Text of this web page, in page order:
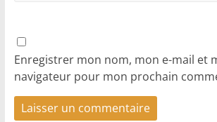
Enregistrer mon nom, mon e-mail et
navigateur pour mon prochain